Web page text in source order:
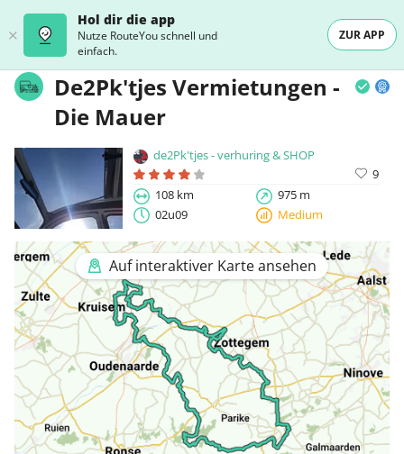
Hol dir die app
Nutze RouteYou schnell und
einfach.
ZUR APP
De2Pk'tjes Vermietungen -
Die Mauer
de2Pk'tjes - verhuring & SHOP
9
108 km
975 m
02u09
Medium
Auf interaktiver Karte ansehen